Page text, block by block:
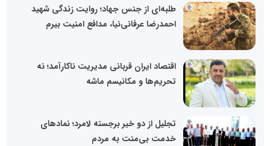
طلبه‌ای از جنس جهاد؛ روایت زندگی شهید
احمدرضا عرفانی‌نیا، مدافع امنیت بیرم
اقتصاد ایران قربانی مدیریت ناکارآمد؛ نه
تحریم‌ها و مکانیسم ماشه
تجلیل از دو خیر برجسته لامرد؛ نمادهای
خدمت بی‌منت به مردم